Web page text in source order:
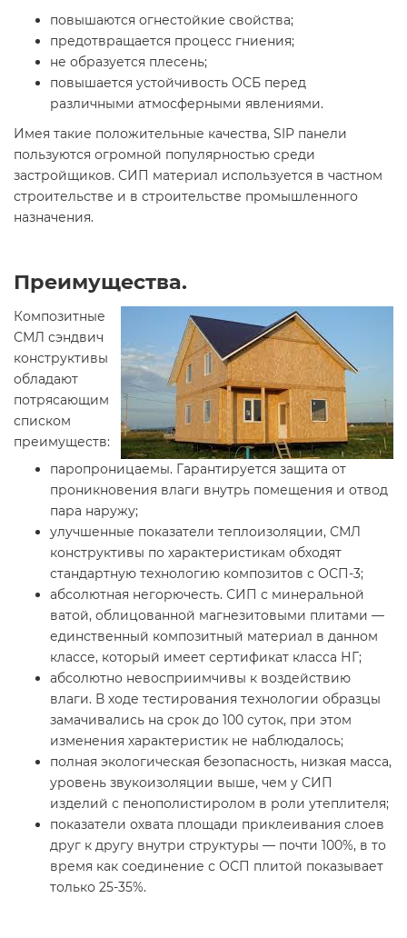
повышаются огнестойкие свойства;
предотвращается процесс гниения;
не образуется плесень;
повышается устойчивость ОСБ перед
различными атмосферными явлениями.
Имея такие положительные качества, SIP панели
пользуются огромной популярностью среди
застройщиков. СИП материал используется в частном
строительстве и в строительстве промышленного
назначения.
Преимущества.
Композитные
СМЛ сэндвич
конструктивы
обладают
потрясающим
списком
преимуществ:
паропроницаемы. Гарантируется защита от
проникновения влаги внутрь помещения и отвод
пара наружу;
улучшенные показатели теплоизоляции, СМЛ
конструктивы по характеристикам обходят
стандартную технологию композитов с ОСП-3;
абсолютная негорючесть. СИП с минеральной
ватой, облицованной магнезитовыми плитами —
единственный композитный материал в данном
классе, который имеет сертификат класса НГ;
абсолютно невосприимчивы к воздействию
влаги. В ходе тестирования технологии образцы
замачивались на срок до 100 суток, при этом
изменения характеристик не наблюдалось;
полная экологическая безопасность, низкая масса,
уровень звукоизоляции выше, чем у СИП
изделий с пенополистиролом в роли утеплителя;
показатели охвата площади приклеивания слоев
друг к другу внутри структуры — почти 100%, в то
время как соединение с ОСП плитой показывает
только 25-35%.